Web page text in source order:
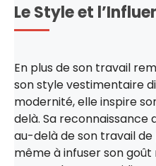
Le Style et
En plus de son travail
son style vestimentaire
modernité, elle inspire
delà. Sa reconnaissance
au-delà de son travail
même à infuser son